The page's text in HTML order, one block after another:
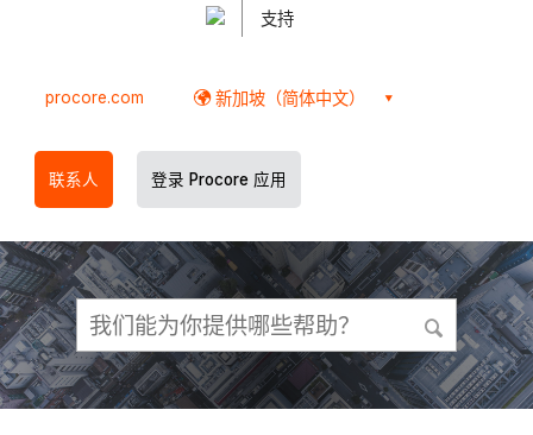
支持
procore.com 新加坡（简体中文）
联系人 登录 Procore 应用